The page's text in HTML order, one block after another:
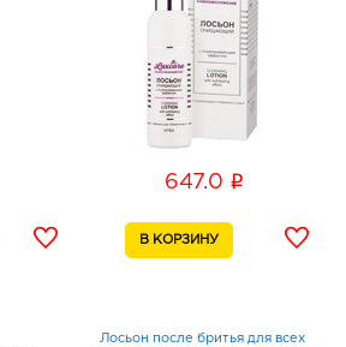
647.0 i
Лосьон после бритья для всех